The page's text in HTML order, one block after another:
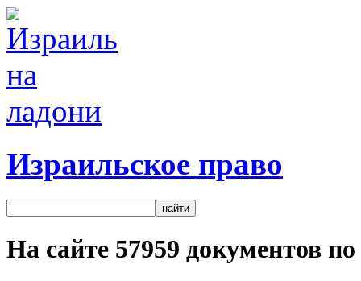
Израильское право
На сайте 57959 документов